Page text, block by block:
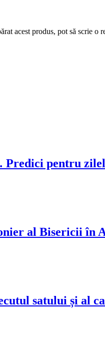
acest produs, pot să scrie o
pentru
al Bisericii în
satului și al